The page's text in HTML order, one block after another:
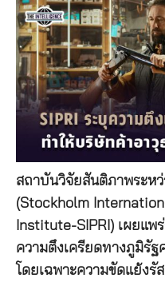
สถาบันวิจัยสันติภาพระห
(Stockholm
Institute-SIPRI) เผยแพ
ความตึงเครียดทางภูมิรั
โดยเฉพาะความขัดแย้งรั